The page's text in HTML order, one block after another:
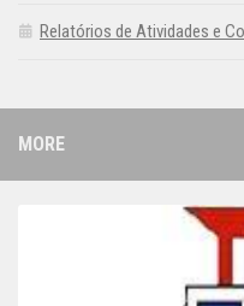
Relatórios de Atividades e
MORE